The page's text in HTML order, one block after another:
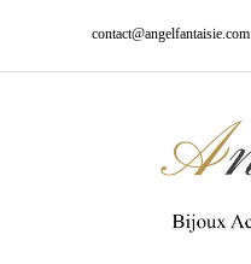
contact@angelfantaisie.com